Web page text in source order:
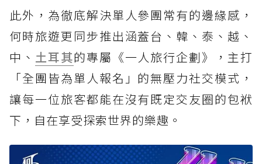
此外，為徹底解決單人參團常有的邊緣感，
何時旅遊更同步推出涵蓋台、韓、泰、越、
中、 土耳其的專屬《一人旅行企劃》，主打
「全團皆為單人報名」的無壓力社交模式，
讓每一位旅客都能在沒有既定交友圈的包袱
下，自在享受探索世界的樂趣。